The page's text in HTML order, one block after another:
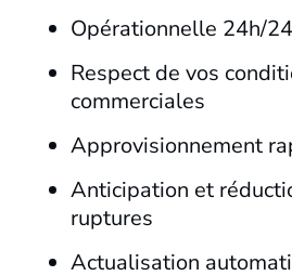
Opérationnelle 24h/
Respect de vos
commerciales
Approvisionnement
Anticipation et
ruptures
Actualisation